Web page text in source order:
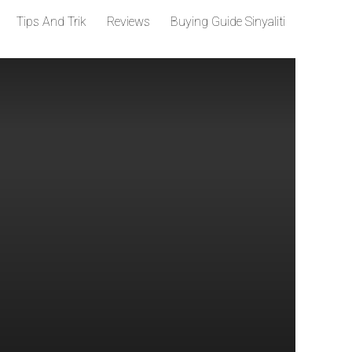
Tips And Trik Reviews Buying Guide Sinyaliti